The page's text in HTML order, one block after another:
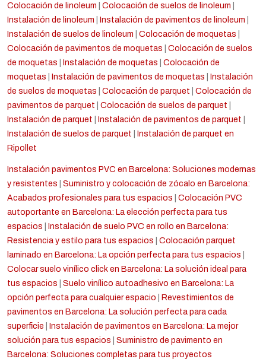
Colocación de linoleum Colocación de suelos de linoleum
Instalación de linoleum
Instalación de pavimentos de linoleum
Instalación de suelos de linoleum
Colocación de moquetas
Colocación de pavimentos de moquetas
Colocación de suelos
de moquetas
Instalación de moquetas
Colocación de
moquetas
Instalación de pavimentos de moquetas
Instalación
de suelos de moquetas
Colocación de parquet
Colocación de
pavimentos de parquet
Colocación de suelos de parquet
Instalación de parquet
Instalación de pavimentos de parquet
Instalación de suelos de parquet
Instalación de parquet en
Ripollet
Instalación pavimentos PVC en Barcelona: Soluciones modernas
y resistentes
Suministro y colocación de zócalo en Barcelona:
Acabados profesionales para tus espacios
Colocación PVC
autoportante en Barcelona: La elección perfecta para tus
espacios
Instalación de suelo PVC en rollo en Barcelona:
Resistencia y estilo para tus espacios
Colocación parquet
laminado en Barcelona: La opción perfecta para tus espacios
Colocar suelo vinílico click en Barcelona: La solución ideal para
tus espacios
Suelo vinílico autoadhesivo en Barcelona: La
opción perfecta para cualquier espacio
Revestimientos de
pavimentos en Barcelona: La solución perfecta para cada
superficie
Instalación de pavimentos en Barcelona: La mejor
solución para tus espacios
Suministro de pavimento en
Barcelona: Soluciones completas para tus proyectos